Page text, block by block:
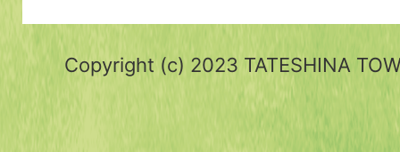
Copyright (c) 2023 TATESHINA